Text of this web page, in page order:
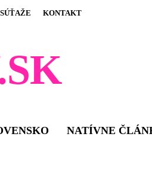
SÚŤAŽE
KONTAKT
NATÍVNE